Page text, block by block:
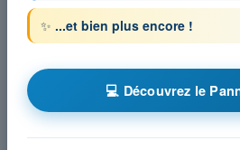
✨ ...et bien plus encore !
💻 Découvrez le